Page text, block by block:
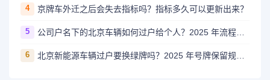
4 京牌车外迁之后会失去指标吗？指标多久可以更新出来？
5 公司户名下的北京车辆如何过户给个人？2025 年流程与条件全解析
6